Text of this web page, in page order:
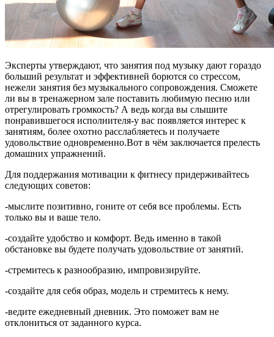
Эксперты утверждают, что занятия под музыку дают гораздо
больший результат и эффективней борются со стрессом,
нежели занятия без музыкального сопровождения. Сможете
ли вы в тренажерном зале поставить любимую песню или
отрегулировать громкость? А ведь когда вы слышите
понравившегося исполнителя-у вас появляется интерес к
занятиям, более охотно расслабляетесь и получаете
удовольствие одновременно.Вот в чём заключается прелесть
домашних упражнений.
Для поддержания мотивации к фитнесу придерживайтесь
следующих советов:
-мыслите позитивно, гоните от себя все проблемы. Есть
только вы и ваше тело.
-создайте удобство и комфорт. Ведь именно в такой
обстановке вы будете получать удовольствие от занятий.
-стремитесь к разнообразию, импровизируйте.
-создайте для себя образ, модель и стремитесь к нему.
-ведите ежедневный дневник. Это поможет вам не
отклониться от заданного курса.